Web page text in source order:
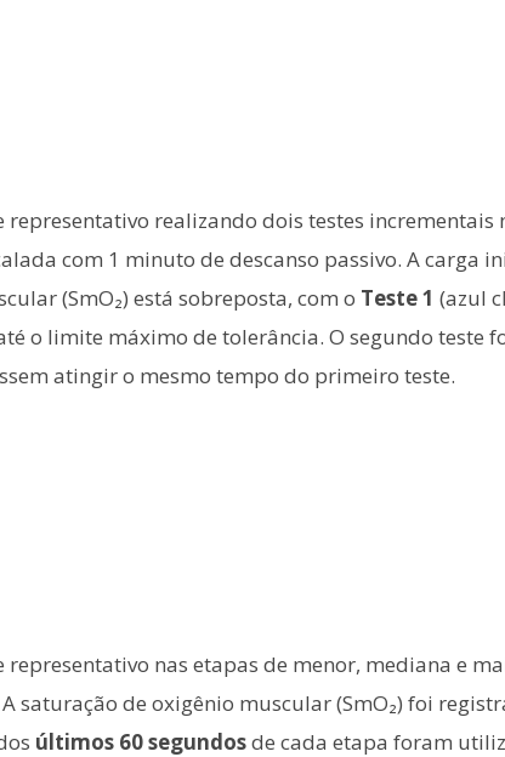
realizando dois testes
com 1 minuto de descanso passivo. A carga
(SmO₂) está sobreposta, com o Teste 1 (azul
o limite máximo de tolerância. O segundo teste
atingir o mesmo tempo do primeiro teste.
nas etapas de menor, mediana e
saturação de oxigênio muscular (SmO₂) foi
últimos 60 segundosde cada etapa foram